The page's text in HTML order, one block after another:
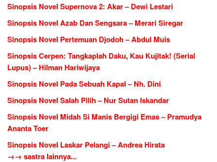
Sinopsis Novel Supernova 2: Akar – Dewi Lestari
Sinopsis Novel Azab Dan Sengsara – Merari Siregar
Sinopsis Novel Pertemuan Djodoh – Abdul Muis
Sinopsis Cerpen: Tangkaplah Daku, Kau Kujitak! (Serial
Lupus) – Hilman Hariwijaya
Sinopsis Novel Pada Sebuah Kapal – Nh. Dini
Sinopsis Novel Salah Pilih – Nur Sutan Iskandar
Sinopsis Novel Midah Si Manis Bergigi Emas – Pramudya
Ananta Toer
Sinopsis Novel Laskar Pelangi – Andrea Hirata
→→ sastra lainnya...